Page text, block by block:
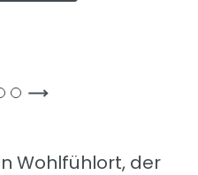
Wohlfühlort, der